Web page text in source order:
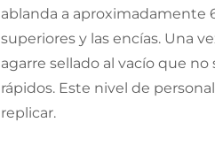
ablanda a aproximadamente
superiores y las encías. Una
agarre sellado al vacío que
rápidos. Este nivel de
replicar.